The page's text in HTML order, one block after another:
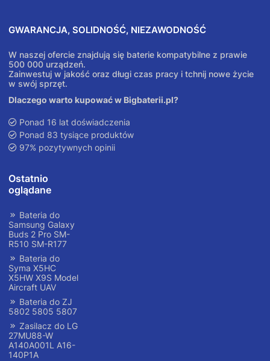
GWARANCJA, SOLIDNOŚĆ, NIEZAWODNOŚĆ
W naszej ofercie znajdują się baterie kompatybilne z prawie
500 000 urządzeń.
Zainwestuj w jakość oraz długi czas pracy i tchnij nowe życie
w swój sprzęt.
Dlaczego warto kupować w Bigbaterii.pl?
Ponad 16 lat doświadczenia
Ponad 83 tysiące produktów
97% pozytywnych opinii
Ostatnio
oglądane
Bateria do
Samsung Galaxy
Buds 2 Pro SM-
R510 SM-R177
Bateria do
Syma X5HC
X5HW X9S Model
Aircraft UAV
Bateria do ZJ
5802 5805 5807
Zasilacz do LG
27MU88-W
A140A001L A16-
140P1A